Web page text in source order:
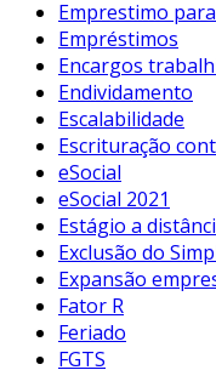
Emprestimo
Empréstimos
Encargos
Endividamento
Escalabilidade
Escrituração
eSocial
eSocial 2021
Estágio a
Exclusão do
Expansão
Fator R
Feriado
FGTS